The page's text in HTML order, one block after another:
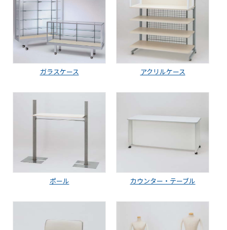
ガラスケース アクリルケース
ポール カウンター・テーブル